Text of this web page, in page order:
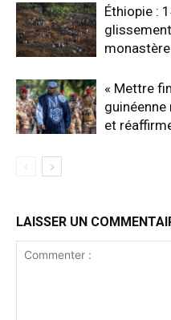
Éthiopie :
monastère
« Mettre
guinéenne
et
LAISSER UN